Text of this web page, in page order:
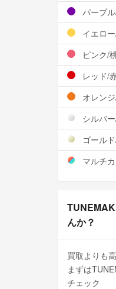
パープ
イエロ
ピンク/
レッド/
オレン
シルバ
ゴール
マルチ
んか？
買取よりも
まずは
チェック